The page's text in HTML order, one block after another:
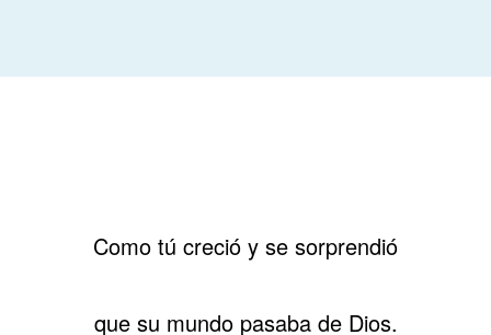
Como tú creció y se sorprendió
que su mundo pasaba de Dios.